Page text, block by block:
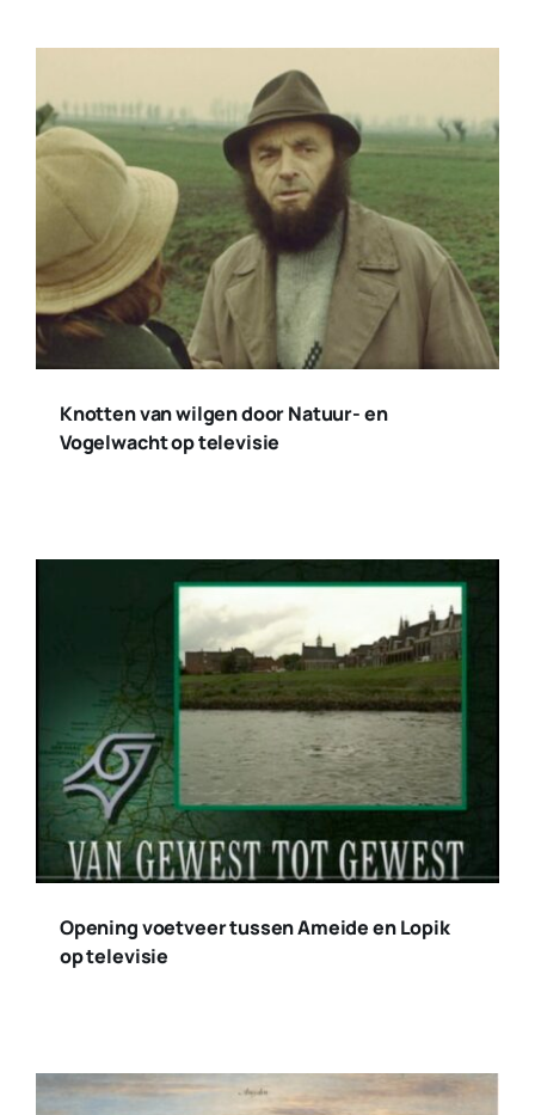
Knotten van wilgen door Natuur- en
Vogelwacht op televisie
Opening voetveer tussen Ameide en Lopik
op televisie